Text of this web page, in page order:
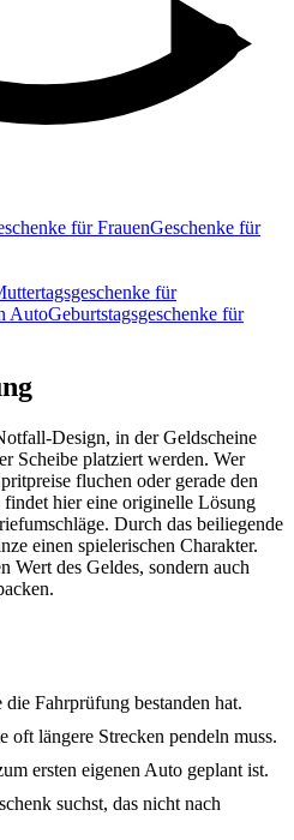
für FrauenGeschenke für
für
AutoGeburtstagsgeschenke für
Design, in der Geldscheine
Scheibe platziert werden. Wer
fluchen oder gerade den
findet hier eine originelle Lösung
Durch das beiliegende
einen spielerischen Charakter.
Wert des Geldes, sondern auch
die Fahrprüfung bestanden hat.
oft längere Strecken pendeln muss.
ersten eigenen Auto geplant ist.
suchst, das nicht nach